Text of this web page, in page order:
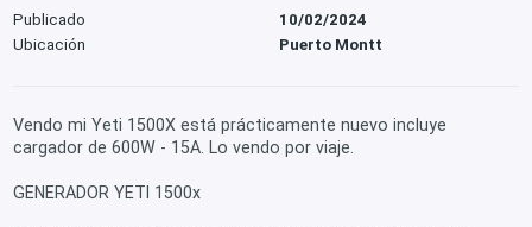
Publicado
10/02/2024
Ubicación
Puerto Montt
Vendo mi Yeti 1500X está prácticamente nuevo incluye
cargador de 600W - 15A. Lo vendo por viaje.
GENERADOR YETI 1500x